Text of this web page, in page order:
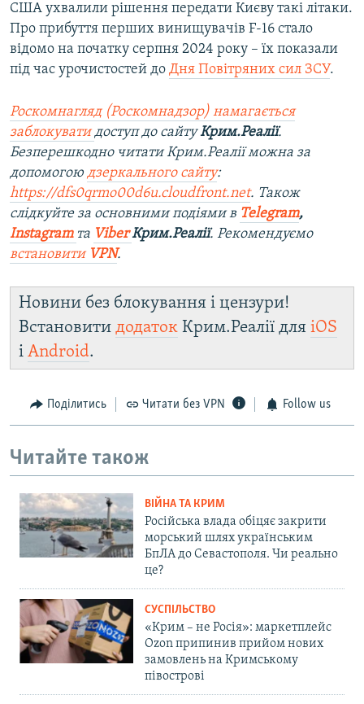
США ухвалили рішення передати Києву такі літаки.
Про прибуття перших винищувачів F-16 стало
відомо на початку серпня 2024 року – їх показали
під час урочистостей до Дня Повітряних сил ЗСУ.
Роскомнагляд (Роскомнадзор) намагається
заблокувати доступ до сайтуКрим.Реалії.
Безперешкодно читати Крим.Реалії можна за
допомогою дзеркального сайту:
https://dfs0qrmo00d6u.cloudfront.net. Також
слідкуйте за основними подіями в Telegram,
Instagram та Viber Крим.Реалії. Рекомендуємо
встановити VPN.
Новини без блокування і цензури!
Встановити додаток Крим.Реалії для iOS
і Android.
Поділитись Читати без VPN Follow us
Читайте також
ВІЙНА ТА КРИМ
Російська влада обіцяє закрити
морський шлях українським
БпЛА до Севастополя. Чи реально
це?
СУСПІЛЬСТВО
«Крим – не Росія»: маркетплейс
Ozon припинив прийом нових
замовлень на Кримському
півострові